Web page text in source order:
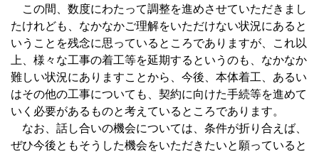
この間、数度にわたって調整を進めさせていただきまし
たけれども、なかなかご理解をいただけない状況にあると
いうことを残念に思っているところでありますが、これ以
上、様々な工事の着工等を延期するというのも、なかなか
難しい状況にありますことから、今後、本体着工、あるい
はその他の工事についても、契約に向けた手続等を進めて
いく必要があるものと考えているところであります。
なお、話し合いの機会については、条件が折り合えば、
ぜひ今後ともそうした機会をいただきたいと願っていると